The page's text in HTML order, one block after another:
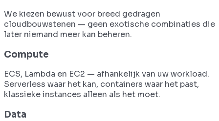
We kiezen bewust voor breed gedragen
cloudbouwstenen — geen exotische combinaties die
later niemand meer kan beheren.
Compute
ECS, Lambda en EC2 — afhankelijk van uw workload.
Serverless waar het kan, containers waar het past,
klassieke instances alleen als het moet.
Data